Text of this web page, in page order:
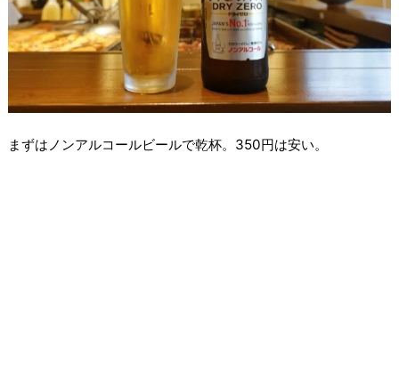
まずはノンアルコールビールで乾杯。350円は安い。